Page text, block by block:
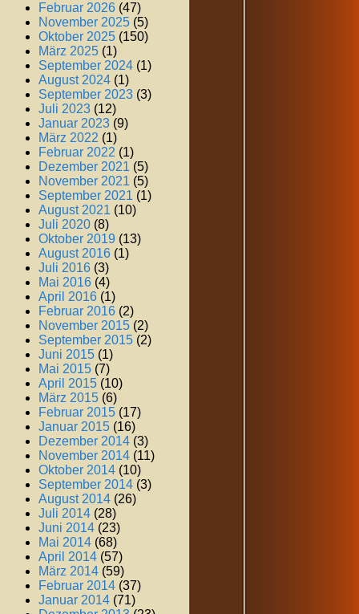
Februar 2026 (47)
November 2025 (5)
Oktober 2025 (150)
März 2025 (1)
September 2024 (1)
August 2024 (1)
September 2023 (3)
Juli 2023 (12)
Januar 2023 (9)
März 2022 (1)
Februar 2022 (1)
Dezember 2021 (5)
November 2021 (5)
September 2021 (1)
August 2021 (10)
Juli 2020 (8)
Oktober 2019 (13)
August 2016 (1)
Juli 2016 (3)
Mai 2016 (4)
April 2016 (1)
Februar 2016 (2)
November 2015 (2)
September 2015 (2)
Juni 2015 (1)
Mai 2015 (7)
April 2015 (10)
März 2015 (6)
Februar 2015 (17)
Januar 2015 (16)
Dezember 2014 (3)
November 2014 (11)
Oktober 2014 (10)
September 2014 (3)
August 2014 (26)
Juli 2014 (28)
Juni 2014 (23)
Mai 2014 (68)
April 2014 (57)
März 2014 (59)
Februar 2014 (37)
Januar 2014 (71)